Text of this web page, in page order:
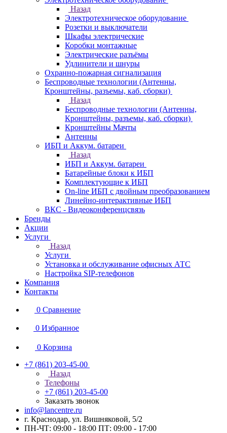
Назад
Электротехническое оборудование
Розетки и выключатели
Шкафы электрические
Коробки монтажные
Электрические разъёмы
Удлинители и шнуры
Охранно-пожарная сигнализация
Беспроводные технологии (Антенны,
Кронштейны, разъемы, каб. сборки)
Назад
Беспроводные технологии (Антенны,
Кронштейны, разъемы, каб. сборки)
Кронштейны Мачты
Антенны
ИБП и Аккум. батареи
Назад
ИБП и Аккум. батареи
Батарейные блоки к ИБП
Комплектующие к ИБП
On-line ИБП с двойным преобразованием
Линейно-интерактивные ИБП
ВКС - Видеоконференцсвязь
Бренды
Акции
Услуги
Назад
Услуги
Установка и обслуживание офисных АТС
Настройка SIP-телефонов
Компания
Контакты
0 Сравнение
0 Избранное
0 Корзина
+7 (861) 203-45-00
Назад
Телефоны
+7 (861) 203-45-00
Заказать звонок
info@lancentre.ru
г. Краснодар, ул. Вишняковой, 5/2
ПН-ЧТ: 09:00 - 18:00 ПТ: 09:00 - 17:00